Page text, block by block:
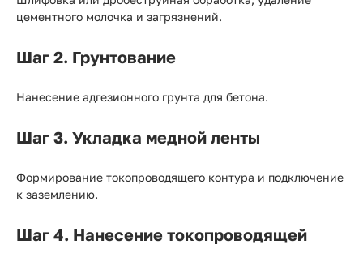
цементного молочка и загрязнений.
Шаг 2. Грунтование
Нанесение адгезионного грунта для бетона.
Шаг 3. Укладка медной ленты
Формирование токопроводящего контура и подключение
к заземлению.
Шаг 4. Нанесение токопроводящей